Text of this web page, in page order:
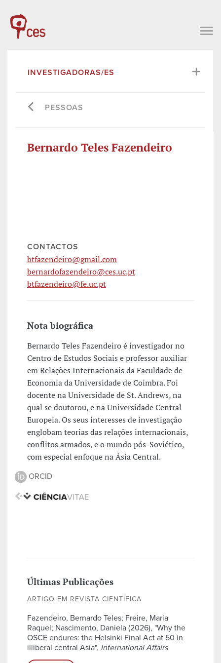
INVESTIGADORAS/ES
PESSOAS
Bernardo Teles Fazendeiro
CONTACTOS
btfazendeiro@gmail.com
bernardofazendeiro@ces.uc.pt
btfazendeiro@fe.uc.pt
Nota biográfica
Bernardo Teles Fazendeiro é investigador no
Centro de Estudos Sociais e professor auxiliar
em Relações Internacionais da Faculdade de
Economia da Universidade de Coimbra. Foi
docente na Universidade de St. Andrews, na
qual se doutorou, e na Universidade Central
Europeia. Os seus interesses de investigação
englobam teorias das relações internacionais,
conflitos armados, e o mundo pós-Soviético,
com especial enfoque na Ásia Central.
ORCID
Últimas Publicações
ARTIGO EM REVISTA CIENTÍFICA
Fazendeiro, Bernardo Teles; Freire, Maria
Raquel; Nascimento, Daniela (2026), "Why the
OSCE endures: the Helsinki Final Act at 50 in
illiberal central Asia", International Affairs